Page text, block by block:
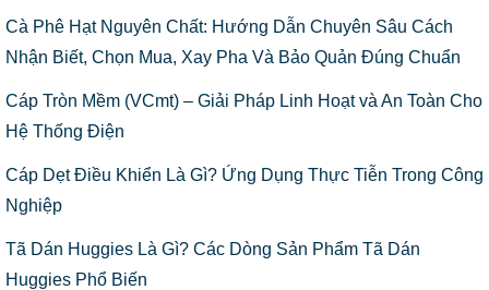
Cà Phê Hạt Nguyên Chất: Hướng Dẫn Chuyên Sâu Cách
Nhận Biết, Chọn Mua, Xay Pha Và Bảo Quản Đúng Chuẩn
Cáp Tròn Mềm (VCmt) – Giải Pháp Linh Hoạt và An Toàn Cho
Hệ Thống Điện
Cáp Dẹt Điều Khiển Là Gì? Ứng Dụng Thực Tiễn Trong Công
Nghiệp
Tã Dán Huggies Là Gì? Các Dòng Sản Phẩm Tã Dán
Huggies Phổ Biến